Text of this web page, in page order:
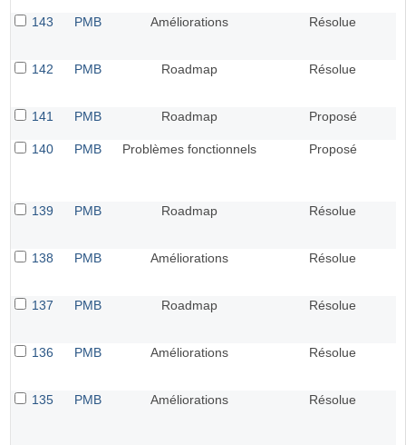
143 PMB Améliorations Résolue
142 PMB Roadmap Résolue
141 PMB Roadmap Proposé
140 PMB Problèmes fonctionnels Proposé
139 PMB Roadmap Résolue
138 PMB Améliorations Résolue
137 PMB Roadmap Résolue
136 PMB Améliorations Résolue
135 PMB Améliorations Résolue